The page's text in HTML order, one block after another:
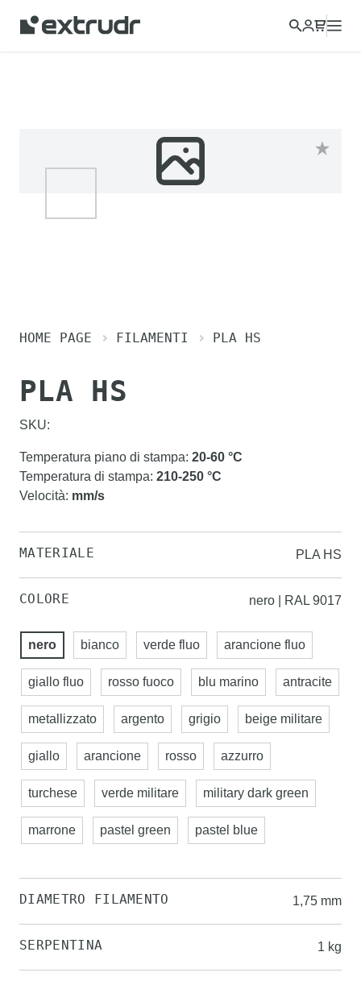
HOME PAGE FILAMENTI PLA HS
PLA HS
SKU:
Temperatura piano di stampa: 20-60 °C
Temperatura di stampa: 210-250 °C
Velocità: mm/s
MATERIALE PLA HS
COLORE nero | RAL 9017
nero bianco verde fluo arancione fluo
giallo fluo rosso fuoco blu marino antracite
metallizzato argento grigio beige militare
giallo arancione rosso azzurro
turchese verde militare military dark green
marrone pastel green pastel blue
DIAMETRO FILAMENTO 1,75 mm
SERPENTINA 1 kg